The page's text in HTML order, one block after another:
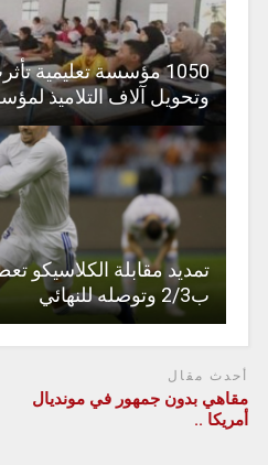
1050 مؤسسة تعليمية
وتحويل آلاف التلاميذ
تمديد مقابلة الكلاسيكو
ب2/3 وتوصله للنهائي
أحدث مقال
مقاهي بدون جمهور في مونديال
أمريكا ..